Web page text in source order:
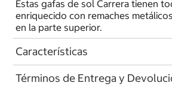
Estas gafas de sol Carrera tienen
enriquecido con remaches
en la parte superior.
Características
Términos de Entrega y